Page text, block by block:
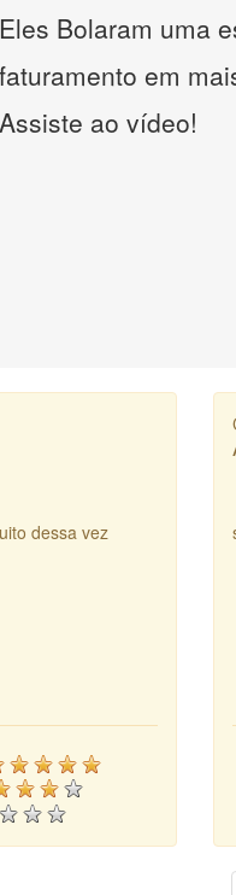
Eles Bolaram uma
faturamento em
Assiste ao vídeo!
dessa vez